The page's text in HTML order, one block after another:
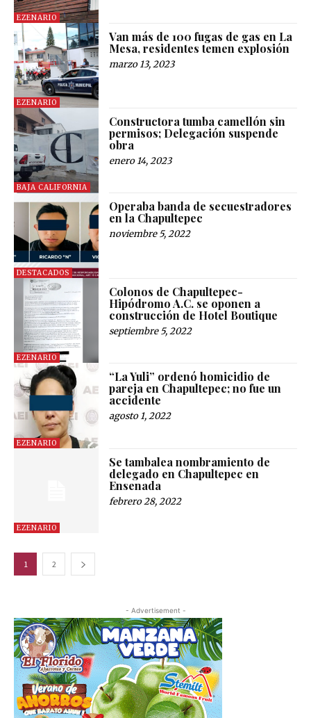
EZENARIO
EZENARIO
Van más de 100 fugas de gas en La
Mesa, residentes temen explosión
marzo 13, 2023
BAJA CALIFORNIA
Constructora tumba camellón sin
permisos; Delegación suspende
obra
enero 14, 2023
DESTACADOS
Operaba banda de secuestradores
en la Chapultepec
noviembre 5, 2022
EZENARIO
Colonos de Chapultepec-
Hipódromo A.C. se oponen a
construcción de Hotel Boutique
septiembre 5, 2022
EZENARIO
“La Yuli” ordenó homicidio de
pareja en Chapultepec; no fue un
accidente
agosto 1, 2022
EZENARIO
Se tambalea nombramiento de
delegado en Chapultepec en
Ensenada
febrero 28, 2022
1 2
- Advertisement -